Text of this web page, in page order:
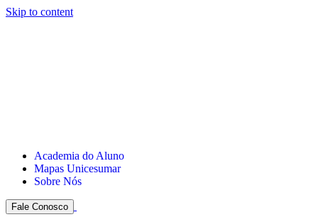
Skip to content
Academia do Aluno
Mapas Unicesumar
Sobre Nós
Fale Conosco